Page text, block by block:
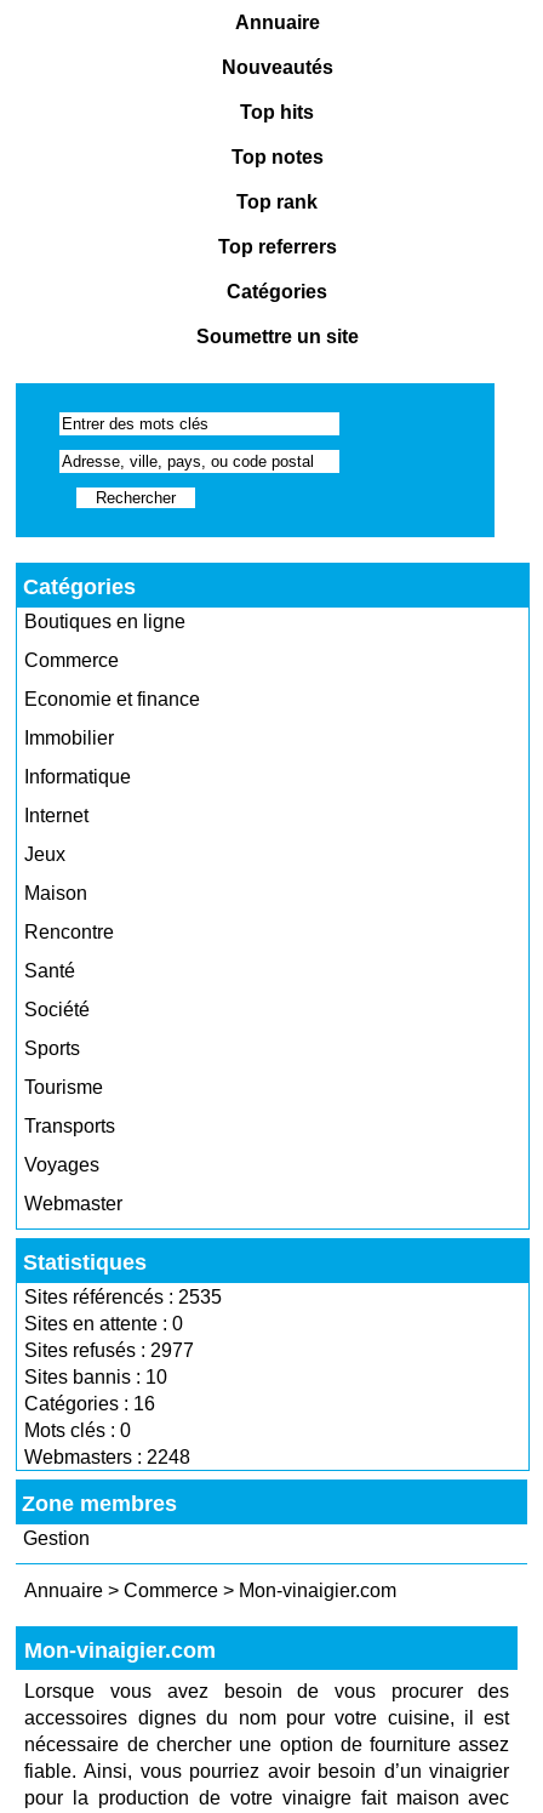
Annuaire
Nouveautés
Top hits
Top notes
Top rank
Top referrers
Catégories
Soumettre un site
Catégories
Boutiques en ligne
Commerce
Economie et finance
Immobilier
Informatique
Internet
Jeux
Maison
Rencontre
Santé
Société
Sports
Tourisme
Transports
Voyages
Webmaster
Statistiques
Sites référencés : 2535
Sites en attente : 0
Sites refusés : 2977
Sites bannis : 10
Catégories : 16
Mots clés : 0
Webmasters : 2248
Zone membres
Gestion
Annuaire >Commerce > Mon-vinaigier.com
Mon-vinaigier.com
Lorsque vous avez besoin de vous procurer des
accessoires dignes du nom pour votre cuisine, il est
nécessaire de chercher une option de fourniture assez
fiable. Ainsi, vous pourriez avoir besoin d’un vinaigrier
pour la production de votre vinaigre fait maison avec